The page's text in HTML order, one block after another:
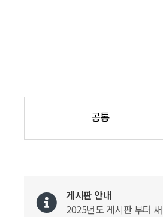
공통
게시판 안내
2025년도 게시판 부터